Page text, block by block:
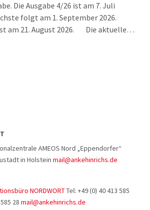
Die Ausgabe 4/26 ist am 7. Juli
folgt am 1. September 2026.
am 21. August 2026. Die aktuelle…
AMEOS Nord „Eppendorfer“
in Holstein mail@ankehinrichs.de
NORDWORTTel: +49 (0) 40 413 585
28 mail@ankehinrichs.de